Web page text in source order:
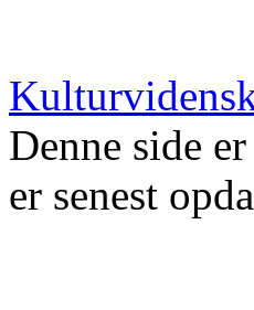
Denne side
er senest